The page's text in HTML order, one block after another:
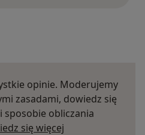
opinie. Moderujemy
zasadami, dowiedz się
sposobie obliczania
się więcej